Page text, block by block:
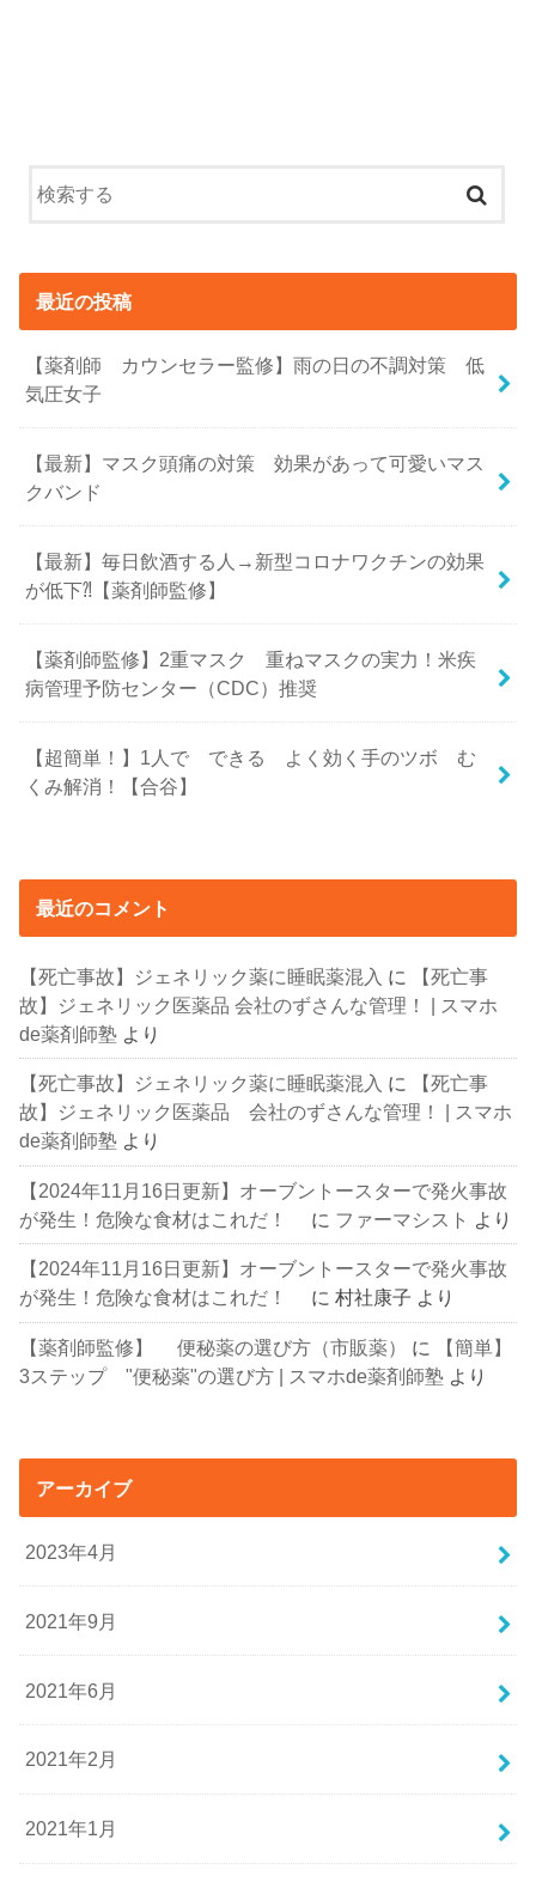
最近の投稿
【薬剤師 カウンセラー監修】雨の日の不調対策 低
気圧女子
【最新】マスク頭痛の対策 効果があって可愛いマス
クバンド
【最新】毎日飲酒する人→新型コロナワクチンの効果
が低下⁈【薬剤師監修】
【薬剤師監修】2重マスク 重ねマスクの実力！米疾
病管理予防センター（CDC）推奨
【超簡単！】1人で できる よく効く手のツボ む
くみ解消！【合谷】
最近のコメント
【死亡事故】ジェネリック薬に睡眠薬混入 に
【死亡事
故】ジェネリック医薬品 会社のずさんな管理！ | スマホ
de薬剤師塾 より
【死亡事故】ジェネリック薬に睡眠薬混入 に
【死亡事
故】ジェネリック医薬品 会社のずさんな管理！ | スマホ
de薬剤師塾 より
【2024年11月16日更新】オーブントースターで発火事故
が発生！危険な食材はこれだ！
に ファーマシスト より
【2024年11月16日更新】オーブントースターで発火事故
が発生！危険な食材はこれだ！
に村社康子 より
【薬剤師監修】 便秘薬の選び方（市販薬） に
【簡単】
3ステップ "便秘薬"の選び方 | スマホde薬剤師塾 より
アーカイブ
2023年4月
2021年9月
2021年6月
2021年2月
2021年1月